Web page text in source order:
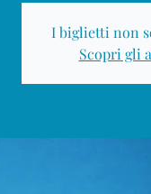
I biglietti non
Scopri gli